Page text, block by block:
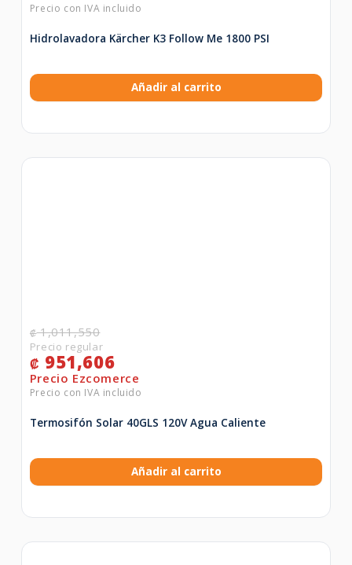
Hidrolavadora Kärcher K3 Follow Me 1800 PSI
Añadir al carrito
₡1,011,550
₡ 951,606
Termosifón Solar 40GLS 120V Agua Caliente
Añadir al carrito